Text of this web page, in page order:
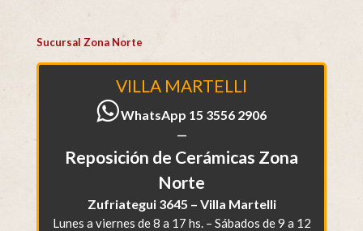
Sucursal Zona Norte
VILLA MARTELLI
WhatsApp 15 3556 2906
—
Reposición de Cerámicas Zona
Norte
Zufriategui 3645 – Villa Martelli
Lunes a viernes de 8 a 17 hs. – Sábados de 9 a 12